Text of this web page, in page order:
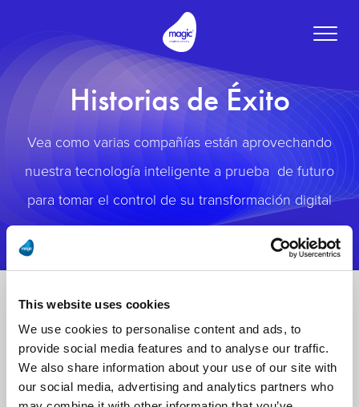
This website uses cookies
We use cookies to personalise content and ads, to
provide social media features and to analyse our traffic.
We also share information about your use of our site with
our social media, advertising and analytics partners who
Toggle
Historias de Éxito
Vea como varias compañías están aprovechando
nuestra tecnología inteligente a prueba de futuro
para tomar el control de su transformación digital